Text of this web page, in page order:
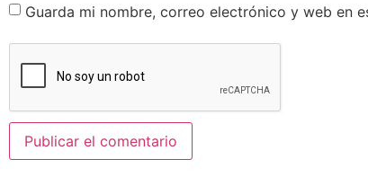
Guarda mi nombre, correo electrónico y web en